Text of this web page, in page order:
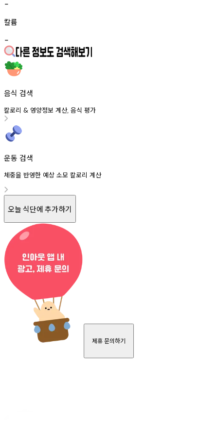
-
칼륨
-
음식 검색
칼로리 & 영양정보 계산, 음식 평가
운동 검색
체중을 반영한 예상 소모 칼로리 계산
오늘 식단에 추가하기
제휴 문의하기